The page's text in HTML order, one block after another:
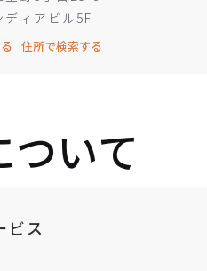
ィアビル5F
住所で検索する
ついて
ビス